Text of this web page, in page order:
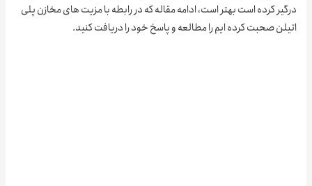
کرده است بهتر است، ادامه مقاله که در رابطه با مزیت های مخازن پلی
صحبت کرده ایم را مطالعه و پاسخ خود را دریافت کنید.